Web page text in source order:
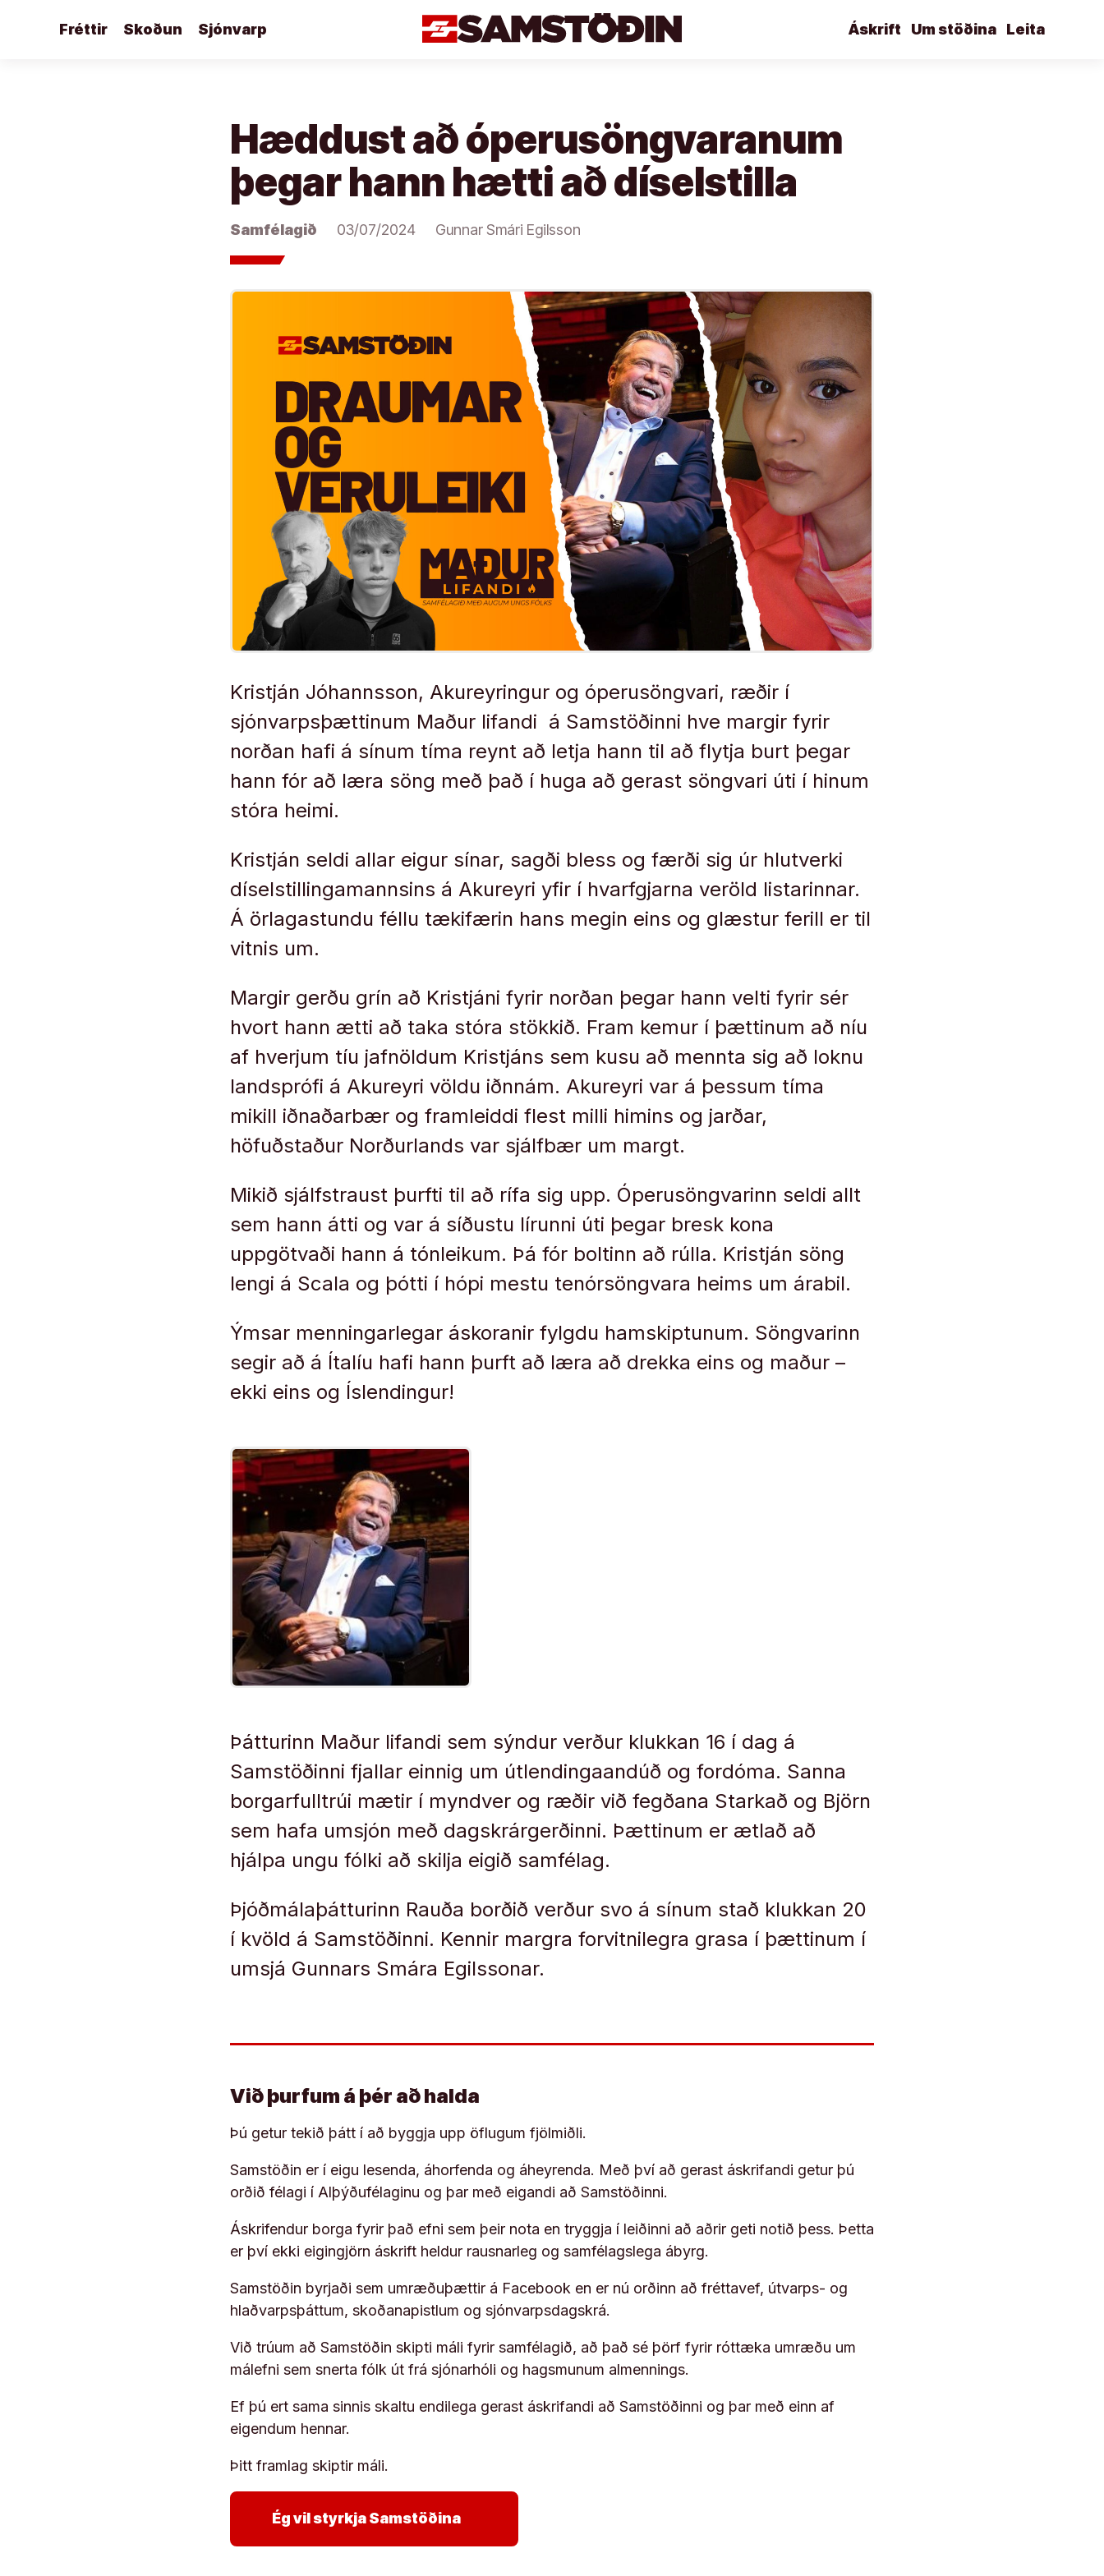
Fréttir Skoðun Sjónvarp Leita
Um stöðina
Áskrift
Hæddust að óperusöngvaranum
þegar hann hætti að díselstilla
Samfélagið 03/07/2024 Gunnar Smári Egilsson
Kristján Jóhannsson, Akureyringur og óperusöngvari, ræðir í
sjónvarpsþættinum Maður lifandi á Samstöðinni hve margir fyrir
norðan hafi á sínum tíma reynt að letja hann til að flytja burt þegar
hann fór að læra söng með það í huga að gerast söngvari úti í hinum
stóra heimi.
Kristján seldi allar eigur sínar, sagði bless og færði sig úr hlutverki
díselstillingamannsins á Akureyri yfir í hvarfgjarna veröld listarinnar.
Á örlagastundu féllu tækifærin hans megin eins og glæstur ferill er til
vitnis um.
Margir gerðu grín að Kristjáni fyrir norðan þegar hann velti fyrir sér
hvort hann ætti að taka stóra stökkið. Fram kemur í þættinum að níu
af hverjum tíu jafnöldum Kristjáns sem kusu að mennta sig að loknu
landsprófi á Akureyri völdu iðnnám. Akureyri var á þessum tíma
mikill iðnaðarbær og framleiddi flest milli himins og jarðar,
höfuðstaður Norðurlands var sjálfbær um margt.
Mikið sjálfstraust þurfti til að rífa sig upp. Óperusöngvarinn seldi allt
sem hann átti og var á síðustu lírunni úti þegar bresk kona
uppgötvaði hann á tónleikum. Þá fór boltinn að rúlla. Kristján söng
lengi á Scala og þótti í hópi mestu tenórsöngvara heims um árabil.
Ýmsar menningarlegar áskoranir fylgdu hamskiptunum. Söngvarinn
segir að á Ítalíu hafi hann þurft að læra að drekka eins og maður –
ekki eins og Íslendingur!
Þátturinn Maður lifandi sem sýndur verður klukkan 16 í dag á
Samstöðinni fjallar einnig um útlendingaandúð og fordóma. Sanna
borgarfulltrúi mætir í myndver og ræðir við fegðana Starkað og Björn
sem hafa umsjón með dagskrárgerðinni. Þættinum er ætlað að
hjálpa ungu fólki að skilja eigið samfélag.
Þjóðmálaþátturinn Rauða borðið verður svo á sínum stað klukkan 20
í kvöld á Samstöðinni. Kennir margra forvitnilegra grasa í þættinum í
umsjá Gunnars Smára Egilssonar.
Við þurfum á þér að halda
Þú getur tekið þátt í að byggja upp öflugum fjölmiðli.
Samstöðin er í eigu lesenda, áhorfenda og áheyrenda. Með því að gerast áskrifandi getur þú
orðið félagi í Alþýðufélaginu og þar með eigandi að Samstöðinni.
Áskrifendur borga fyrir það efni sem þeir nota en tryggja í leiðinni að aðrir geti notið þess. Þetta
er því ekki eigingjörn áskrift heldur rausnarleg og samfélagslega ábyrg.
Samstöðin byrjaði sem umræðuþættir á Facebook en er nú orðinn að fréttavef, útvarps- og
hlaðvarpsþáttum, skoðanapistlum og sjónvarpsdagskrá.
Við trúum að Samstöðin skipti máli fyrir samfélagið, að það sé þörf fyrir róttæka umræðu um
málefni sem snerta fólk út frá sjónarhóli og hagsmunum almennings.
Ef þú ert sama sinnis skaltu endilega gerast áskrifandi að Samstöðinni og þar með einn af
eigendum hennar.
Þitt framlag skiptir máli.
Ég vil styrkja Samstöðina